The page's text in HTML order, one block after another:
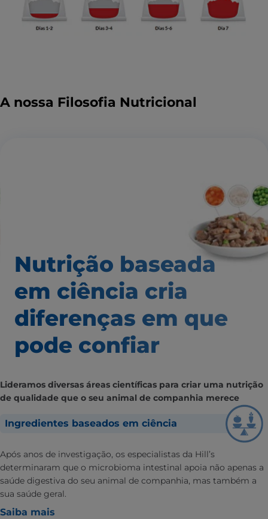
A nossa Filosofia Nutricional
Nutrição baseada
em ciência cria
diferenças em que
pode confiar
Lideramos diversas áreas científicas para criar uma nutrição
de qualidade que o seu animal de companhia merece
Ingredientes baseados em ciência
Após anos de investigação, os especialistas da Hill’s
determinaram que o microbioma intestinal apoia não apenas a
saúde digestiva do seu animal de companhia, mas também a
sua saúde geral.
Saiba mais